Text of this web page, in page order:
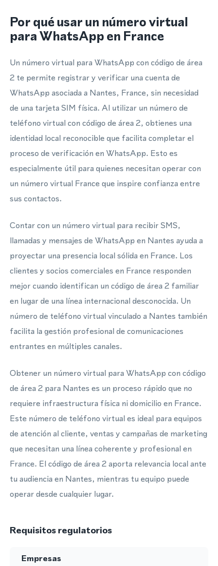
Por qué usar un número virtual
para WhatsApp en France
Un número virtual para WhatsApp con código de área
2 te permite registrar y verificar una cuenta de
WhatsApp asociada a Nantes, France, sin necesidad
de una tarjeta SIM física. Al utilizar un número de
teléfono virtual con código de área 2, obtienes una
identidad local reconocible que facilita completar el
proceso de verificación en WhatsApp. Esto es
especialmente útil para quienes necesitan operar con
un número virtual France que inspire confianza entre
sus contactos.
Contar con un número virtual para recibir SMS,
llamadas y mensajes de WhatsApp en Nantes ayuda a
proyectar una presencia local sólida en France. Los
clientes y socios comerciales en France responden
mejor cuando identifican un código de área 2 familiar
en lugar de una línea internacional desconocida. Un
número de teléfono virtual vinculado a Nantes también
facilita la gestión profesional de comunicaciones
entrantes en múltiples canales.
Obtener un número virtual para WhatsApp con código
de área 2 para Nantes es un proceso rápido que no
requiere infraestructura física ni domicilio en France.
Este número de teléfono virtual es ideal para equipos
de atención al cliente, ventas y campañas de marketing
que necesitan una línea coherente y profesional en
France. El código de área 2 aporta relevancia local ante
tu audiencia en Nantes, mientras tu equipo puede
operar desde cualquier lugar.
Requisitos regulatorios
Empresas